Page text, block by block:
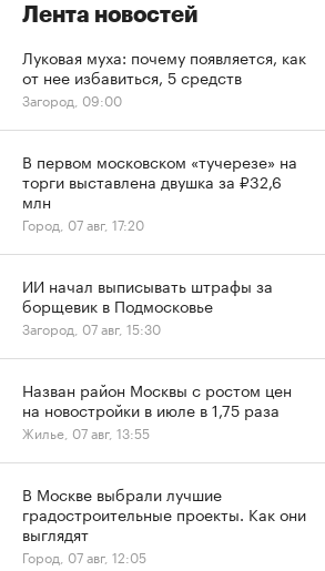
Лента новостей
Луковая муха: почему появляется, как
от нее избавиться, 5 средств
Загород, 09:00
В первом московском «тучерезе» на
торги выставлена двушка за ₽32,6
млн
Город, 07 авг, 17:20
ИИ начал выписывать штрафы за
борщевик в Подмосковье
Загород, 07 авг, 15:30
Назван район Москвы с ростом цен
на новостройки в июле в 1,75 раза
Жилье, 07 авг, 13:55
В Москве выбрали лучшие
градостроительные проекты. Как они
выглядят
Город, 07 авг, 12:05